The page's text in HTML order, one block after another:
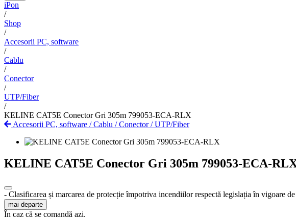
iPon
/
Shop
/
Accesorii PC, software
/
Cablu
/
Conector
/
UTP/Fiber
/
KELINE CAT5E Conector Gri 305m 799053-ECA-RLX
Accesorii PC, software /Cablu /Conector/UTP/Fiber
KELINE CAT5E Conector Gri 305m 799053-ECA-
- Clasificarea și marcarea de protecție împotriva incendiilor respectă legislația în vigoare
mai departe
În caz că se comandă azi.